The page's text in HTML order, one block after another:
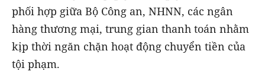
phối hợp giữa Bộ Công an, NHNN, các ngân
hàng thương mại, trung gian thanh toán nhằm
kịp thời ngăn chặn hoạt động chuyển tiền của
tội phạm.